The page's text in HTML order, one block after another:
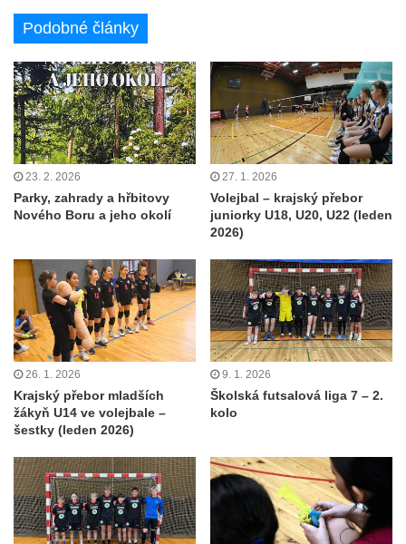
Podobné články
23. 2. 2026
Parky, zahrady a hřbitovy
Nového Boru a jeho okolí
27. 1. 2026
Volejbal – krajský přebor
juniorky U18, U20, U22 (leden
2026)
26. 1. 2026
Krajský přebor mladších
žákyň U14 ve volejbale –
šestky (leden 2026)
9. 1. 2026
Školská futsalová liga 7 – 2.
kolo